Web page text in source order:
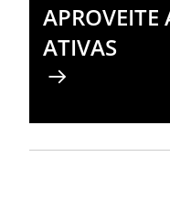
APROVEITE
ATIVAS